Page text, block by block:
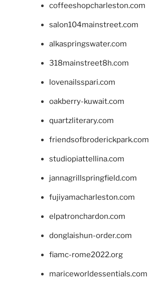
coffeeshopcharleston.com
salon104mainstreet.com
alkaspringswater.com
318mainstreet8h.com
lovenailsspari.com
oakberry-kuwait.com
quartzliterary.com
friendsofbroderickpark.com
studiopiattellina.com
jannagrillspringfield.com
fujiyamacharleston.com
elpatronchardon.com
donglaishun-order.com
fiamc-rome2022.org
mariceworldessentials.com